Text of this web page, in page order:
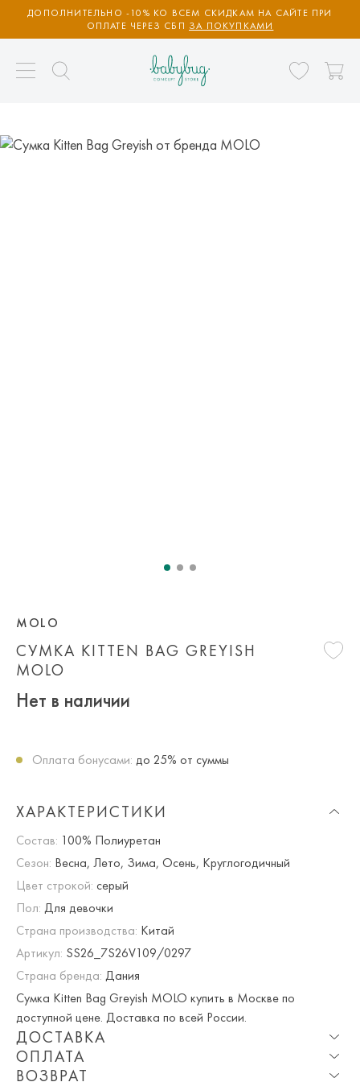
ДОПОЛНИТЕЛЬНО -10% КО ВСЕМ СКИДКАМ НА САЙТЕ ПРИ
ОПЛАТЕ ЧЕРЕЗ СБП ЗА ПОКУПКАМИ
СУМКА KITTEN BAG GREYISH
MOLO
MOLO
Нет в наличии
Оплата бонусами: до 25% от суммы
ХАРАКТЕРИСТИКИ
Состав: 100% Полиуретан
Сезон: Весна, Лето, Зима, Осень, Круглогодичный
Цвет строкой: серый
Пол: Для девочки
Страна производства: Китай
Артикул: SS26_7S26V109/0297
Страна бренда: Дания
Сумка Kitten Bag Greyish MOLO купить в Москве по
доступной цене. Доставка по всей России.
ДОСТАВКА
Опция частичная доставка и примерка доступна для
ОПЛАТА
ВОЗВРАТ